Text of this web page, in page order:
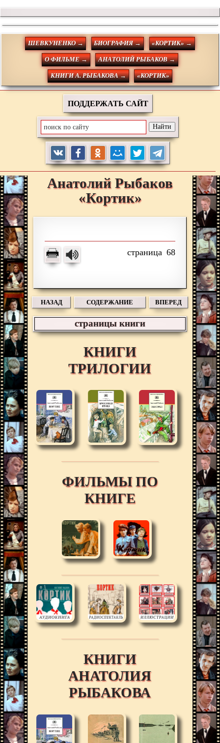
ШЕВКУНЕНКО → БИОГРАФИЯ → «КОРТИК» →
О ФИЛЬМЕ → АНАТОЛИЙ РЫБАКОВ →
КНИГИ А. РЫБАКОВА → «КОРТИК»
ПОДДЕРЖАТЬ САЙТ
Анатолий Рыбаков
«Кортик»
68
НАЗАД СОДЕРЖАНИЕ ВПЕРЕД
страницы книги
КНИГИ
ТРИЛОГИИ
ФИЛЬМЫ ПО
КНИГЕ
КНИГИ
АНАТОЛИЯ
РЫБАКОВА